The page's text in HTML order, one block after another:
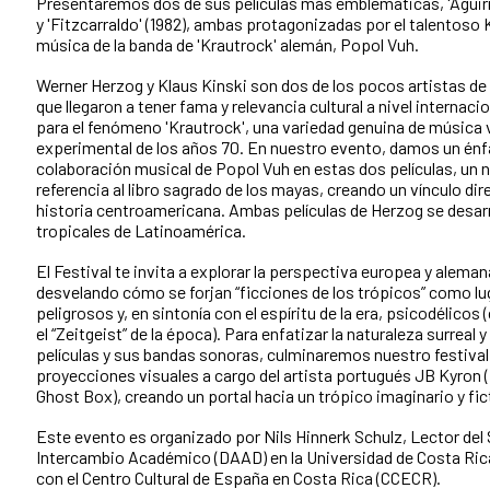
y 'Fitzcarraldo' (1982), ambas protagonizadas por el talentoso
música de la banda de 'Krautrock' alemán, Popol Vuh.
Werner Herzog y Klaus Kinski son dos de los pocos artistas de
que llegaron a tener fama y relevancia cultural a nivel
para el fenómeno 'Krautrock', una variedad genuina de música
experimental de los años 70. En nuestro evento, damos un
colaboración musical de Popol Vuh en estas dos películas, un
referencia al libro sagrado de los mayas, creando un vínculo
historia centroamericana. Ambas películas de Herzog se
tropicales de Latinoamérica.
El Festival te invita a explorar la perspectiva europea y
desvelando cómo se forjan “ficciones de los trópicos” como
peligrosos y, en sintonía con el espíritu de la era,
el “Zeitgeist” de la época). Para enfatizar la naturaleza surreal
películas y sus bandas sonoras, culminaremos nuestro
proyecciones visuales a cargo del artista portugués JB Kyron
Ghost Box), creando un portal hacia un trópico imaginario y
Este evento es organizado por Nils Hinnerk Schulz, Lector del
Intercambio Académico (DAAD) en la Universidad de Costa
con el Centro Cultural de España en Costa Rica (CCECR).